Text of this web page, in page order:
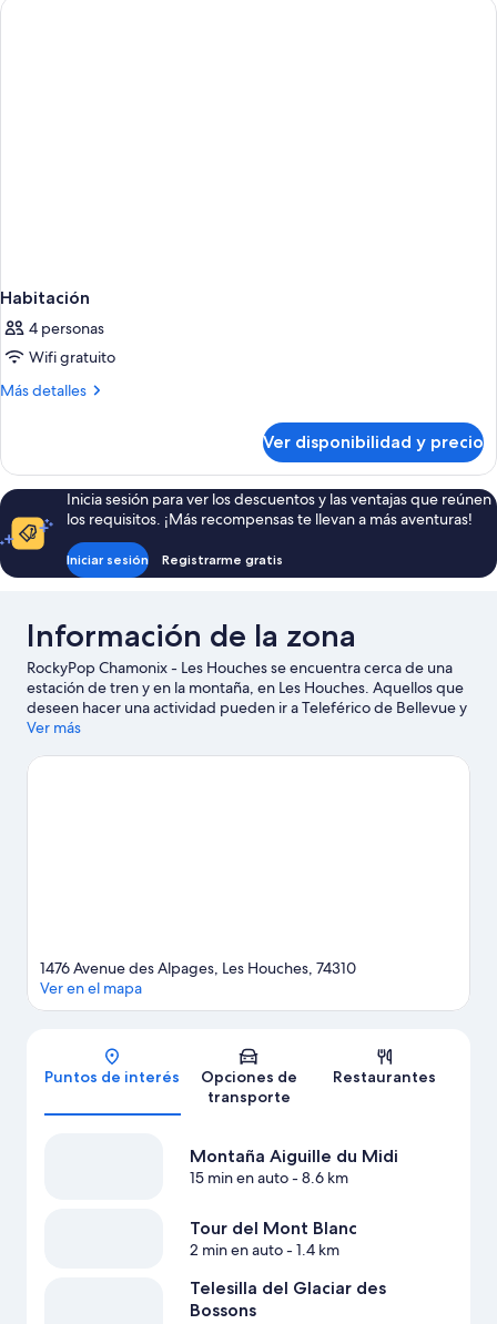
Habitación
4 personas
Wifi gratuito
Más detalles
Más
Ver disponibilidad y precio
Inicia sesión para ver los descuentos y las ventajas que reúnen
los requisitos. ¡Más recompensas te llevan a más aventuras!
Iniciar sesión Registrarme gratis
Información de la zona
RockyPop Chamonix - Les Houches se encuentra cerca de una
estación de tren y en la montaña, en Les Houches. Aquellos que
deseen hacer una actividad pueden ir a Teleférico de Bellevue y
Telesilla La Mer de Glace, mientras que quienes quieran apreciar
Bossons. También puedes darte una vuelta por Parque de
Ver más
Mapa
1476 Avenue des Alpages, Les Houches, 74310
Ver en el mapa
Puntos de interés
Opciones de
transporte
Restaurantes
Montaña Aiguille du Midi
15 min en auto- 8.6 km
Tour del Mont Blanc
2 min en auto- 1.4 km
Telesilla del Glaciar des
Bossons